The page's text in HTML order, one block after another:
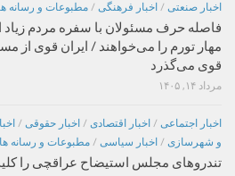
اخبار صنعتی / اخبار فرهنگی / مطبوعات و رسانه
فاصله حرف مسئولان با سفره مردم
مهار تورم را می‌خواهند / ایران قوی از
قوی می‌گذرد
مرداد ۱۴, ۱۴۰۵
اخبار اجتماعی / اخبار اقتصادی / اخبار حقوقی /
و شهرسازی / اخبار سیاسی / مطبوعات و رسانه ها
تندروهای مجلس استیضاح عراقچی را